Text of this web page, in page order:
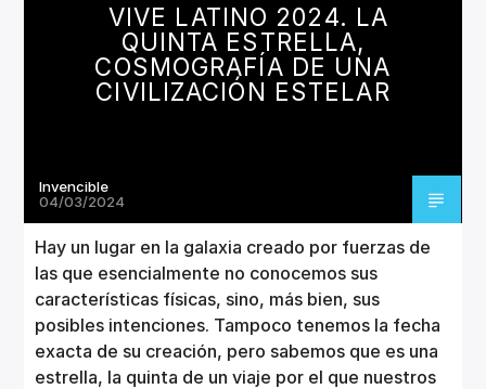
VIVE LATINO 2024. LA
QUINTA ESTRELLA,
COSMOGRAFÍA DE UNA
CIVILIZACIÓN ESTELAR
Invencible
04/03/2024
Hay un lugar en la galaxia creado por fuerzas de
las que esencialmente no conocemos sus
características físicas, sino, más bien, sus
posibles intenciones. Tampoco tenemos la fecha
exacta de su creación, pero sabemos que es una
estrella, la quinta de un viaje por el que nuestros